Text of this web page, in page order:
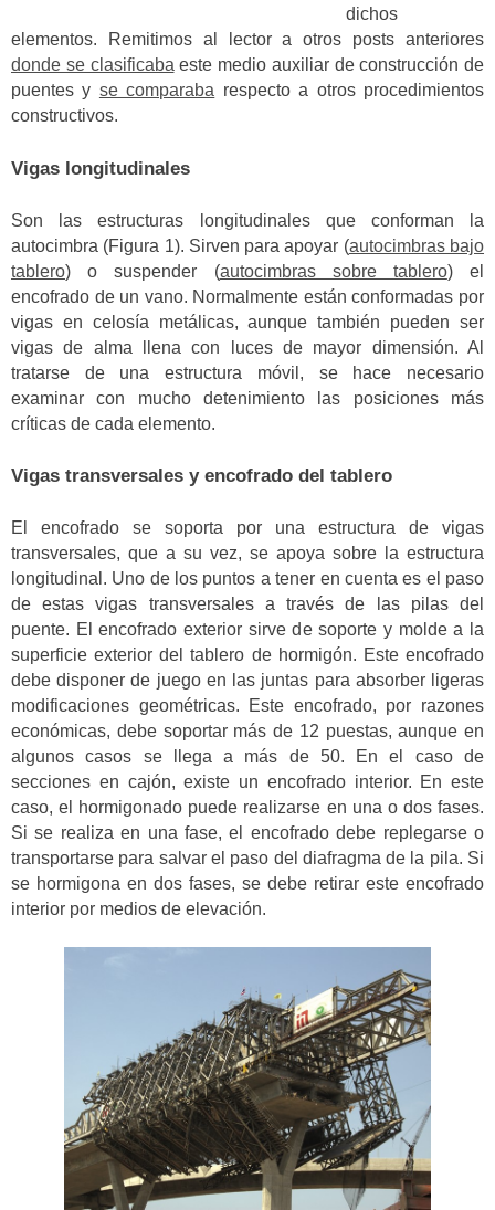
dichos
elementos. Remitimos al lector a otros posts anteriores
donde se clasificabaeste medio auxiliar de construcción de
puentes y se comparaba respecto a otros procedimientos
constructivos.
Vigas longitudinales
Son las estructuras longitudinales que conforman la
autocimbra (Figura 1). Sirven para apoyar (autocimbras bajo
tablero) o suspender (autocimbras sobre tablero) el
encofrado de un vano. Normalmente están conformadas por
vigas en celosía metálicas, aunque también pueden ser
vigas de alma llena con luces de mayor dimensión. Al
tratarse de una estructura móvil, se hace necesario
examinar con mucho detenimiento las posiciones más
críticas de cada elemento.
Vigas transversales y encofrado del tablero
El encofrado se soporta por una estructura de vigas
transversales, que a su vez, se apoya sobre la estructura
longitudinal. Uno de los puntos a tener en cuenta es el paso
de estas vigas transversales a través de las pilas del
puente. El encofrado exterior sirve de soporte y molde a la
superficie exterior del tablero de hormigón. Este encofrado
debe disponer de juego en las juntas para absorber ligeras
modificaciones geométricas. Este encofrado, por razones
económicas, debe soportar más de 12 puestas, aunque en
algunos casos se llega a más de 50. En el caso de
secciones en cajón, existe un encofrado interior. En este
caso, el hormigonado puede realizarse en una o dos fases.
Si se realiza en una fase, el encofrado debe replegarse o
transportarse para salvar el paso del diafragma de la pila. Si
se hormigona en dos fases, se debe retirar este encofrado
interior por medios de elevación.